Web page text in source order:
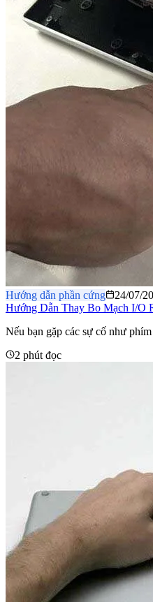
Hướng dẫn phần cứng
24/07/
Hướng Dẫn Thay Bo Mạch I/O
Nếu bạn gặp các sự cố như
2 phút đọc